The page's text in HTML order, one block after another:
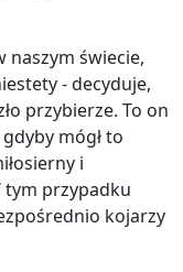
naszym świecie,
- decyduje,
przybierze. To on
mógł to
i
tym przypadku
kojarzy